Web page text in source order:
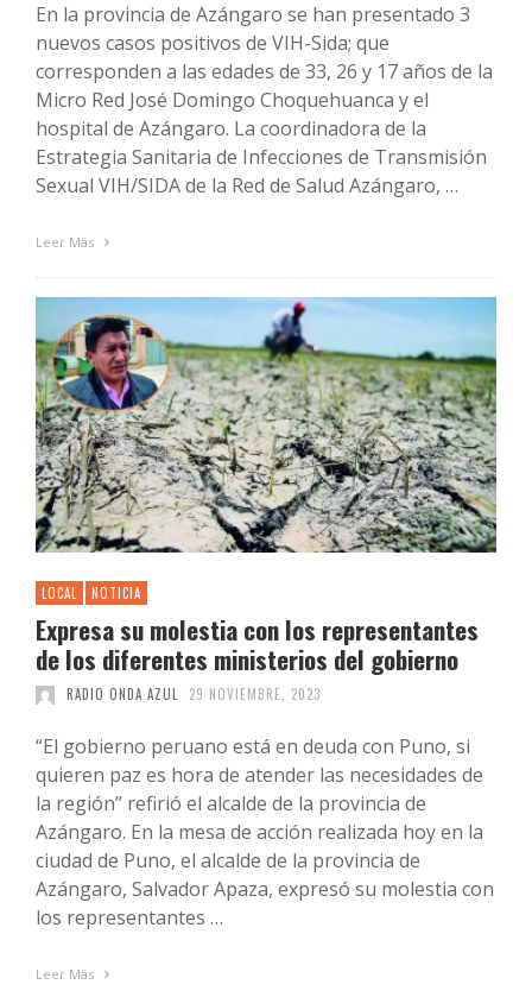
En la provincia de Azángaro se han presentado 3
nuevos casos positivos de VIH-Sida; que
corresponden a las edades de 33, 26 y 17 años de la
Micro Red José Domingo Choquehuanca y el
hospital de Azángaro. La coordinadora de la
Estrategia Sanitaria de Infecciones de Transmisión
Sexual VIH/SIDA de la Red de Salud Azángaro, …
Leer Más
LOCAL NOTICIA
Expresa su molestia con los representantes
de los diferentes ministerios del gobierno
RADIO ONDA AZUL 29 NOVIEMBRE, 2023
“El gobierno peruano está en deuda con Puno, si
quieren paz es hora de atender las necesidades de
la región” refirió el alcalde de la provincia de
Azángaro. En la mesa de acción realizada hoy en la
ciudad de Puno, el alcalde de la provincia de
Azángaro, Salvador Apaza, expresó su molestia con
los representantes …
Leer Más